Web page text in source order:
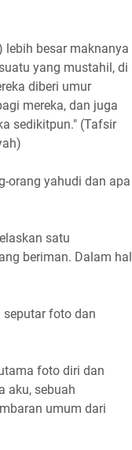
lebih besar maknanya
yang mustahil, di
diberi umur
mereka, dan juga
sedikitpun." (Tafsir
orang yahudi dan apa
satu
beriman. Dalam hal
foto dan
foto diri dan
aku, sebuah
umum dari